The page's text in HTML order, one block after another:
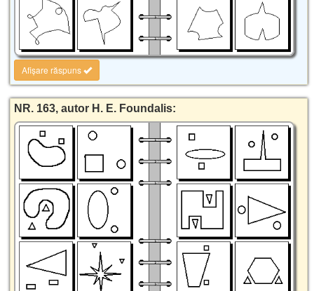
Afișare răspuns
NR. 163, autor H. E. Foundalis: